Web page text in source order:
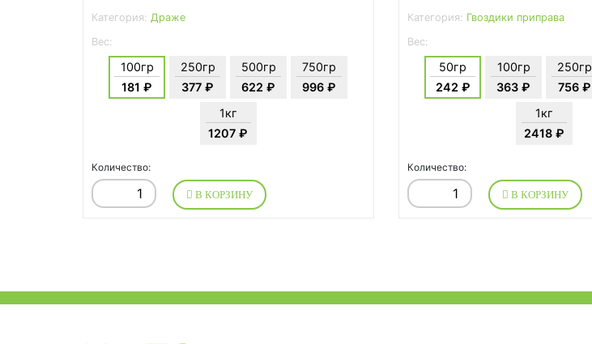
Категория: Драже
Вес:
100гр
181 ₽
250гр
377 ₽
500гр
622 ₽
750гр
996 ₽
1кг
1207 ₽
Количество:
В КОРЗИНУ
Категория: Гвоздики приправа
Вес:
50гр
242 ₽
100гр
363 ₽
250гр
756 ₽
1кг
2418 ₽
Количество:
В КОРЗИНУ